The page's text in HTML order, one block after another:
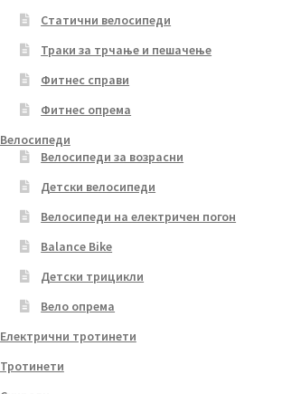
Статични велосипеди
Траки за трчање и пешачење
Фитнес справи
Фитнес опрема
Велосипеди
Велосипеди за возрасни
Детски велосипеди
Велосипеди на електричен погон
Balance Bike
Детски трицикли
Вело опрема
Електрични тротинети
Тротинети